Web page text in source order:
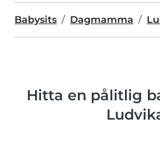
Babysits Dagmamma
Hitta en pålitlig